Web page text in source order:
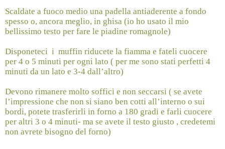
Scaldate a fuoco medio una padella antiaderente a fondo
spesso o, ancora meglio, in ghisa (io ho usato il mio
bellissimo testo per fare le piadine romagnole)
Disponeteci i muffin riducete la fiamma e fateli cuocere
per 4 o 5 minuti per ogni lato ( per me sono stati perfetti 4
minuti da un lato e 3-4 dall’altro)
Devono rimanere molto soffici e non seccarsi ( se avete
l’impressione che non si siano ben cotti all’interno o sui
bordi, potete trasferirli in forno a 180 gradi e farli cuocere
per altri 3 o 4 minuti- ma se avete il testo giusto , credetemi
non avrete bisogno del forno)